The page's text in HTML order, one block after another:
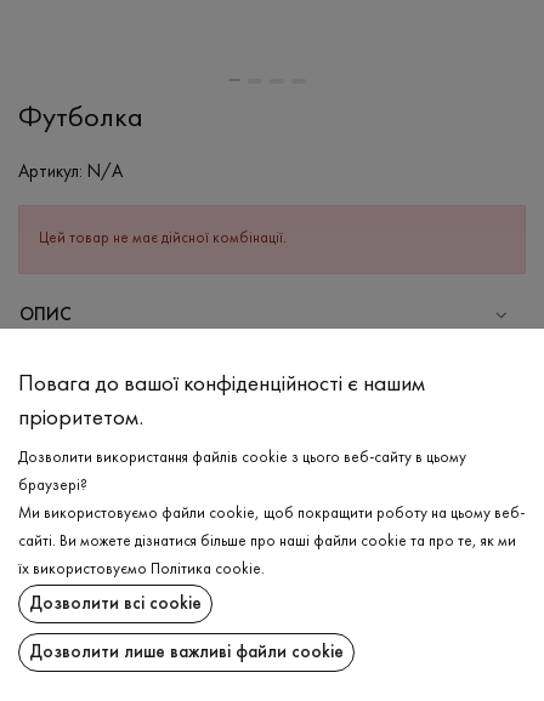
Футболка
Артикул: N/A
Цей товар не має дійсної комбінації.
ОПИС
Бавовна - 95%, Еластан - 5%
Прання в холодній воді (до 30 ° C)
Відбілювання заборонено
Прасувати при середній температурі
Щадний віджим і сушка
Щадна хімчистка
ДОСТАВКА
ПОВЕРНЕННЯ
Повага до вашої конфіденційності є нашим
пріоритетом.
Дозволити використання файлів cookie з цього веб-сайту в цьому
браузері?
Ми використовуємо файли cookie, щоб покращити роботу на цьому веб-
сайті. Ви можете дізнатися більше про наші файли cookie та про те, як ми
їх використовуємо
Політика cookie.
Дозволити всі cookie
Дозволити лише важливі файли cookie